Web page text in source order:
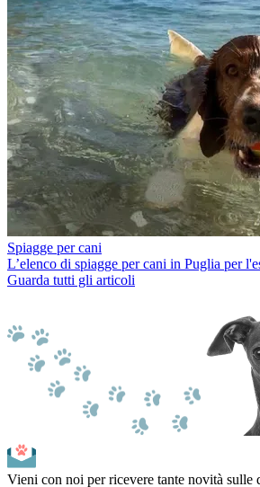
Spiagge per cani
L’elenco di spiagge per cani in Puglia per
Guarda tutti gli articoli
Vieni con noi per ricevere tante novità sulle